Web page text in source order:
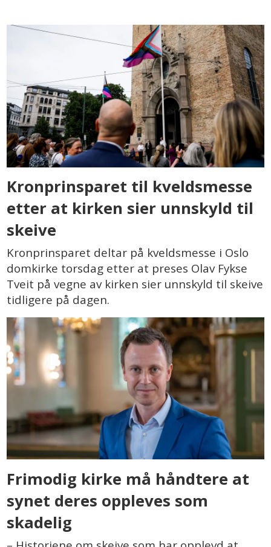
Kronprinsparet til kveldsmesse
etter at kirken sier unnskyld til
skeive
Kronprinsparet deltar på kveldsmesse i Oslo
domkirke torsdag etter at preses Olav Fykse
Tveit på vegne av kirken sier unnskyld til skeive
tidligere på dagen.
Frimodig kirke må håndtere at
synet deres oppleves som
skadelig